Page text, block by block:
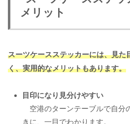
メリット
スーツケースステッカーには、見た
く、実用的なメリットもあります。
目印になり見分けやすい
空港のターンテーブルで自分
きに、一目でわかります。